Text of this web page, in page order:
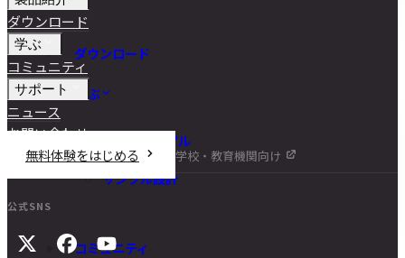
ダウンロード
学ぶ
チュートリアル
DIY講座
サンプル設計
コミュニティ
ダウンロード
学ぶ
コミュニティ
サポート
ニュース
お問い合わせ
無料体験をはじめる
学校・教育機関向け
公式SNS